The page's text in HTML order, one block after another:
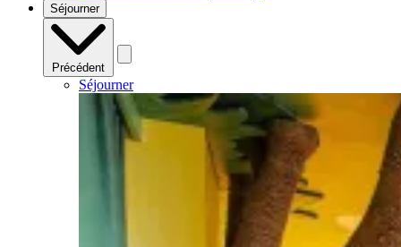
Séjourner
Précédent
Séjourner